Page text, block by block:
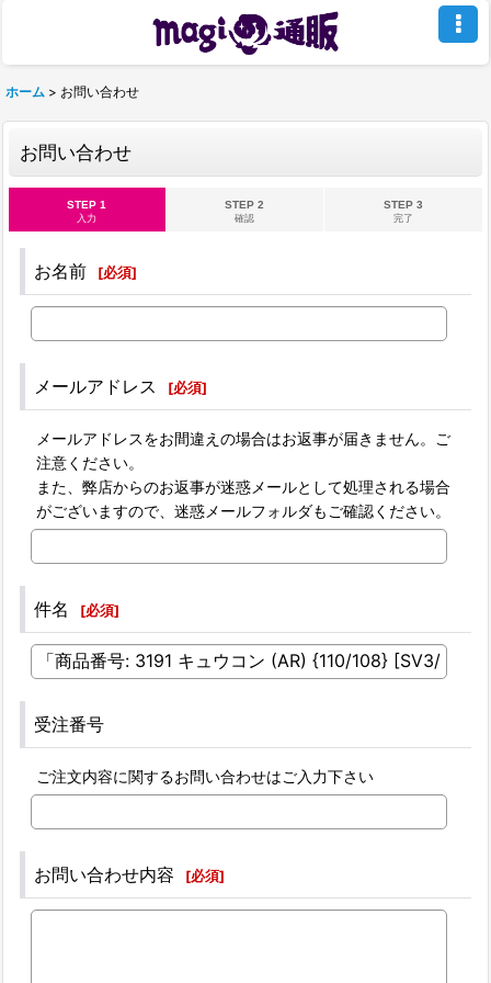
ホーム > お問い合わせ
お問い合わせ
STEP 1
入力
STEP 2
確認
STEP 3
完了
お名前 [必須]
メールアドレス [必須]
メールアドレスをお間違えの場合はお返事が届きません。ご
注意ください。
また、弊店からのお返事が迷惑メールとして処理される場合
がございますので、迷惑メールフォルダもご確認ください。
件名 [必須]
受注番号
ご注文内容に関するお問い合わせはご入力下さい
お問い合わせ内容 [必須]